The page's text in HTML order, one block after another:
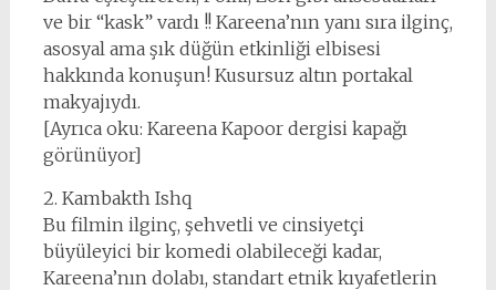
ve bir “kask” vardı !! Kareena’nın yanı sıra ilginç,
asosyal ama şık düğün etkinliği elbisesi
hakkında konuşun! Kusursuz altın portakal
makyajıydı.
[Ayrıca oku: Kareena Kapoor dergisi kapağı
görünüyor]
2. Kambakth Ishq
Bu filmin ilginç, şehvetli ve cinsiyetçi
büyüleyici bir komedi olabileceği kadar,
Kareena’nın dolabı, standart etnik kıyafetlerin